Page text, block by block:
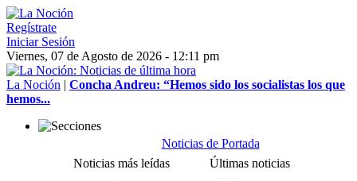
Regístrate
Iniciar Sesión
Viernes, 07 de Agosto de 2026 - 12:11 pm
La Noción | Concha Andreu: “Hemos sido los socialistas los que
hemos...
Noticias de Portada
Noticias más leídas
Últimas noticias